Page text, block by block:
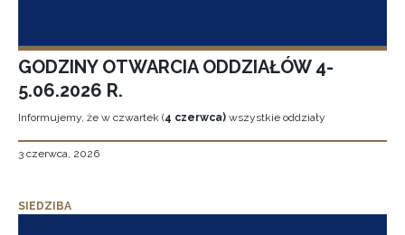
GODZINY OTWARCIA ODDZIAŁÓW 4-
5.06.2026 R.
Informujemy, że w czwartek (4 czerwca) wszystkie oddziały
3 czerwca, 2026
SIEDZIBA